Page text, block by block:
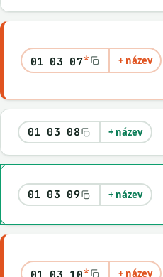
01 03 07* + název
01 03 08 + název
01 03 09 + název
* + název